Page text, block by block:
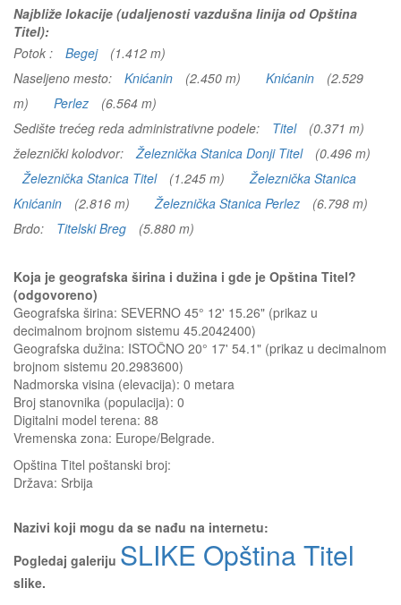
Najbliže lokacije (udaljenosti vazdušna linija od Opština
Titel):
Potok :
Begej
(1.412 m)
Naseljeno mesto:
Knićanin (2.450 m) Knićanin
(2.529
m)
Perlez
(6.564 m)
Sedište trećeg reda administrativne podele:
Titel
(0.371 m)
železnički kolodvor:
Železnička Stanica Donji Titel
(0.496 m)
Železnička Stanica Titel
(1.245 m)
Železnička Stanica
Knićanin
(2.816 m) Železnička Stanica Perlez
(6.798 m)
Brdo:
Titelski Breg (5.880 m)
Koja je geografska širina i dužina i gde je Opština Titel?
(odgovoreno)
Geografska širina: SEVERNO 45° 12' 15.26" (prikaz u
decimalnom brojnom sistemu 45.2042400)
Geografska dužina: ISTOČNO 20° 17' 54.1" (prikaz u decimalnom
brojnom sistemu 20.2983600)
Nadmorska visina (elevacija): 0 metara
Broj stanovnika (populacija): 0
Digitalni model terena: 88
Vremenska zona: Europe/Belgrade.
Opština Titel poštanski broj:
Država: Srbija
Nazivi koji mogu da se nađu na internetu:
Pogledaj galeriju SLIKE Opština Titel
slike.